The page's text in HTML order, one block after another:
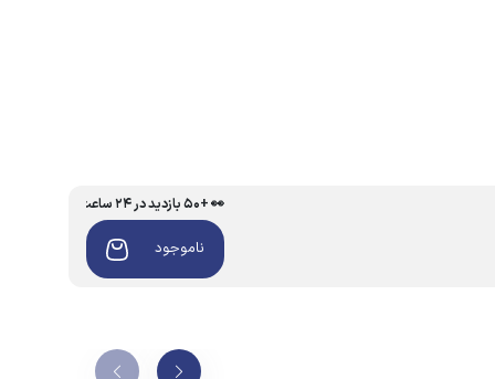
👀 +۵۰ بازدید در ۲۴ ساعت اخیر
ناموجود